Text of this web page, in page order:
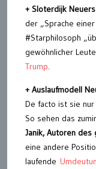
+ Sloterdijk
der „Sprache
#Starphilosoph
gewöhnlicher
Trump.
+ Auslaufmodell
De facto ist sie
So sehen das
Janik, Autoren des
eine andere
laufende